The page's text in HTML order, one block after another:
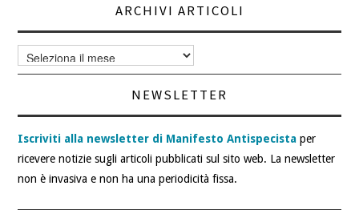
ARCHIVI ARTICOLI
Archivi
articoli
NEWSLETTER
Iscriviti alla newsletter di Manifesto Antispecista per
ricevere notizie sugli articoli pubblicati sul sito web. La newsletter
non è invasiva e non ha una periodicità fissa.